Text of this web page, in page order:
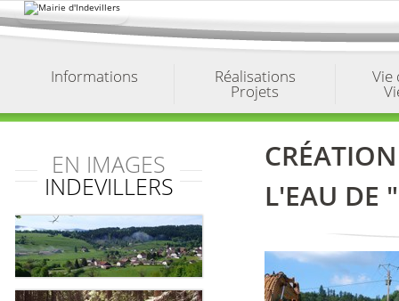
au
contenu.
Informations Réalisations
Projets
Vie
EN IMAGES
INDEVILLERS
L'EAU DE